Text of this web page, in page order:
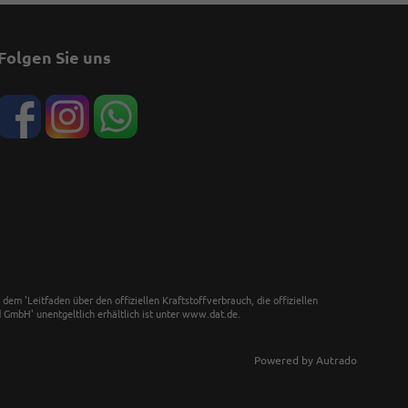
Sie uns
dem 'Leitfaden über den offiziellen Kraftstoffverbrauch, die offiziellen
unentgeltlich erhältlich ist unter www.dat.de.
Powered by Autrado